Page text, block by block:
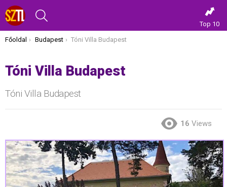
Top 10
Itt vagy most:
Főoldal Budapest Tóni Villa Budapest
Tóni Villa Budapest
Tóni Villa Budapest
16 Views